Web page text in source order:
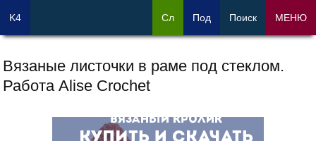
Вязаные листочки в раме под стеклом.
Работа Alise Crochet
K4 Сл Под Поиск МЕНЮ